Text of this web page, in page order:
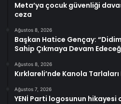
Meta’ya çocuk güvenliği
ceza
Ağustos 8, 2026
Başkan Hatice Gençay:
Sahip Çıkmaya Devam
Ağustos 8, 2026
Kırklareli’nde Kanola
Ağustos 7, 2026
YENİ Parti logosunun hikayesi